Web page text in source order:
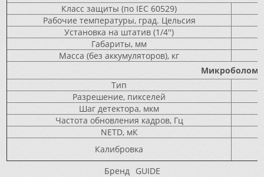
Класс защиты (по IEC 60529)
Рабочие температуры, град. Цельсия
Установка на штатив (1/4'')
Габариты, мм
Масса (без аккумуляторов), кг
Тип
Разрешение, пикселей
Шаг детектора, мкм
Частота обновления кадров, Гц
NETD, мК
Калибровка
Бренд GUIDE